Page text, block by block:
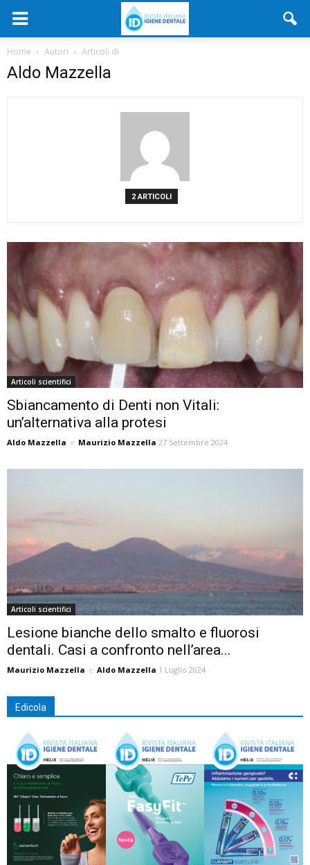
Home Autori Articoli di
Aldo Mazzella
2 ARTICOLI
Articoli scientifici
Sbiancamento di Denti non Vitali:
un’alternativa alla protesi
Aldo Mazzella e Maurizio Mazzella 27 Settembre 2024
Articoli scientifici
Lesione bianche dello smalto e fluorosi
dentali. Casi a confronto nell’area...
Maurizio Mazzella e Aldo Mazzella 1 Luglio 2024
Edicola